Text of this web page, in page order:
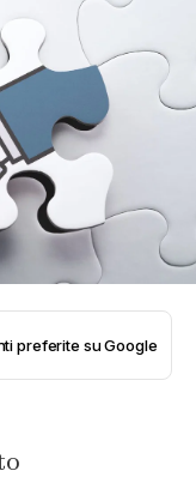
preferite su Google